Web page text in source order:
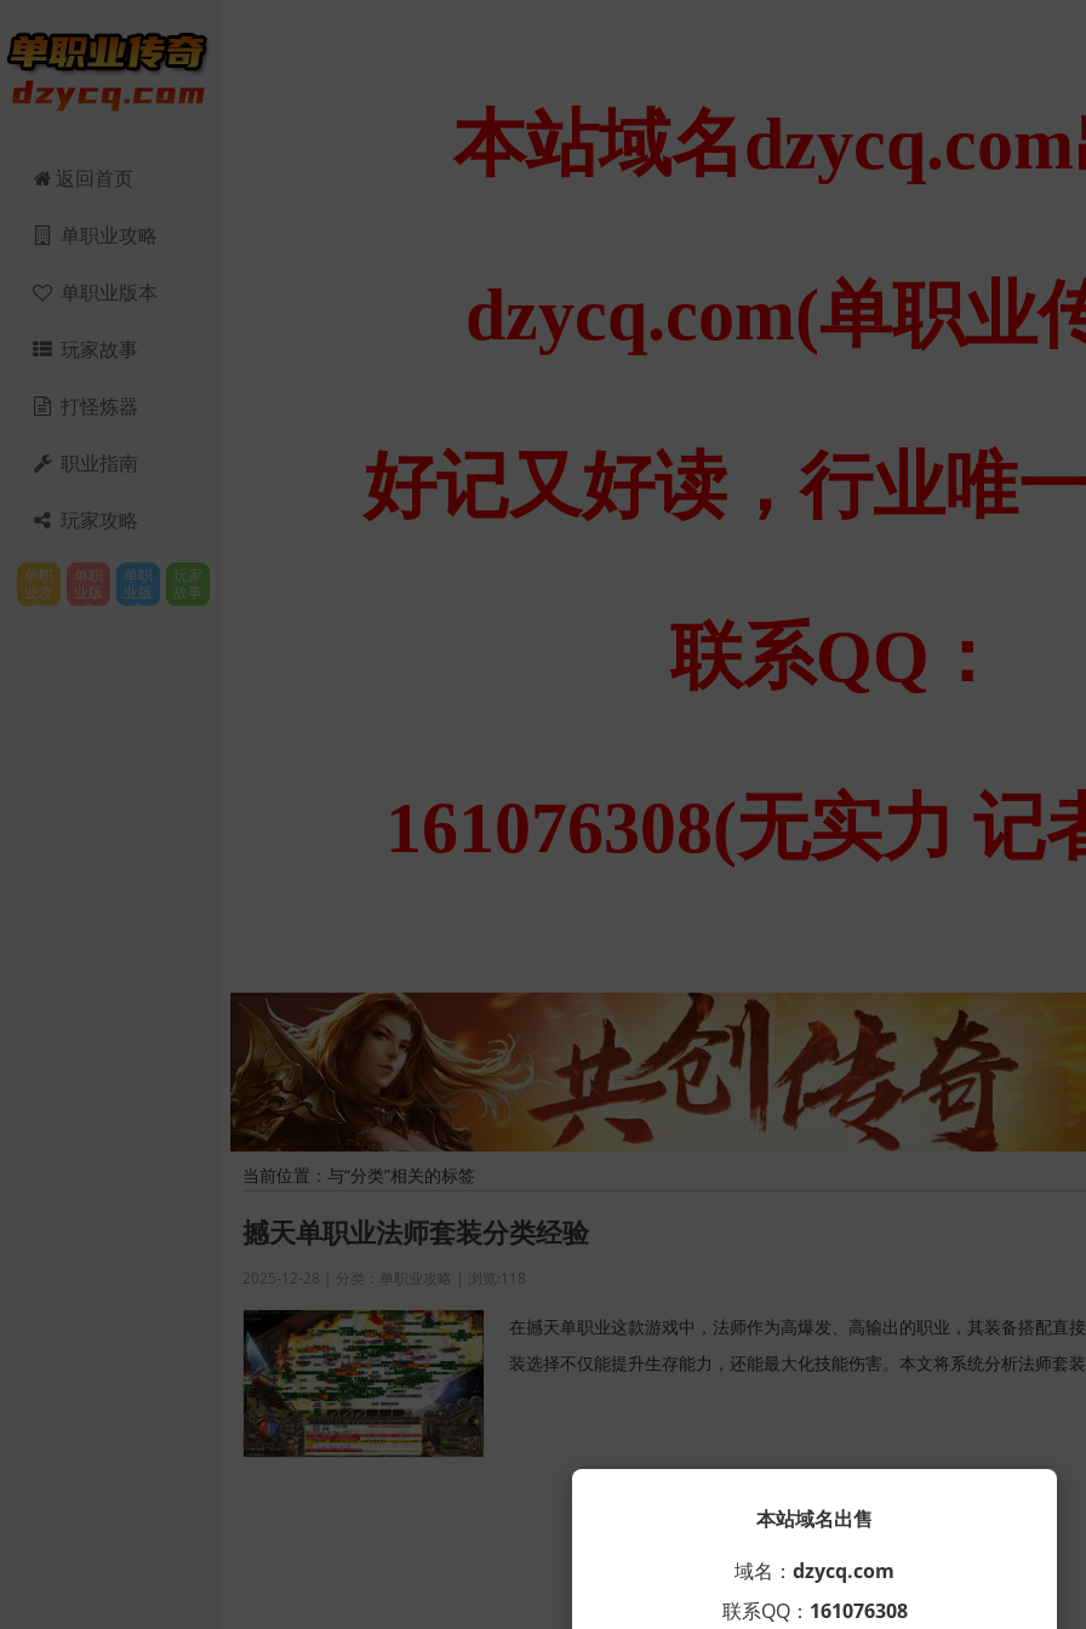
返回首页
单职业攻略
单职业版本
玩家故事
打怪炼器
职业指南
玩家攻略
单职
业攻
略
单职
业版
本
单职
业版
本
玩家
故事
当前位置：与“分类”相关的标签
撼天单职业法师套装分类经验
2025-12-28 | 分类：单职业攻略 | 浏览:118
在撼天单职业这款游戏中，法师作为高爆发、高输出的职业，其装备搭配直
装选择不仅能提升生存能力，还能最大化技能伤害。本文将系统分析法师套
页1条
本站域名出售
域名： dzycq.com
联系QQ： 161076308